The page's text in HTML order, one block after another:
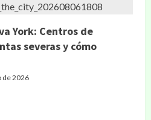
York: Centros de
severas y cómo
de 2026